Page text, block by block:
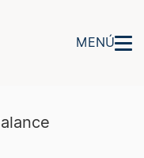
MENÚ